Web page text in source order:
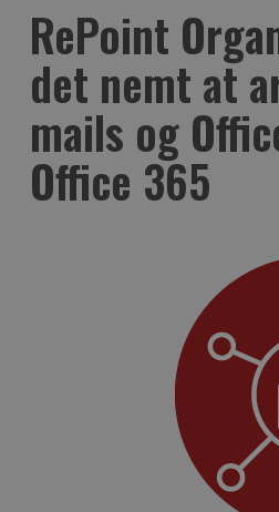
RePoint
det nemt at
mails og
Office 365